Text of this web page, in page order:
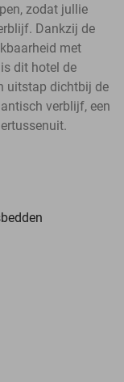
zodat jullie
Dankzij de
met
dit hotel de
uitstap dichtbij de
verblijf, een